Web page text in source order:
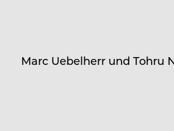
Marc Uebelherr und Tohru